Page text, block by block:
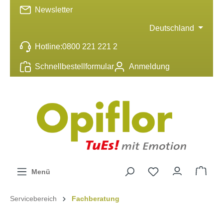
springen
Hotline:0800 221 221 2
Schnellbestellformular Anmeldung
Newsletter
Deutschland
Menü
Servicebereich Fachberatung